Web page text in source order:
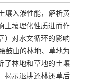
壤入渗性能，解析黄
土壤理化性质进而作
）对水文循环的影响
鼓山的林地、草地为
了林地和草地的土壤
揭示退耕还林还草后